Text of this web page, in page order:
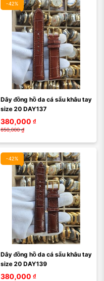
-42%
Dây đồng hồ da cá sấu khâu tay
size 20 DAY137
380,000 ₫
650,000 ₫
-42%
Dây đồng hồ da cá sấu khâu tay
size 20 DAY139
380,000 ₫